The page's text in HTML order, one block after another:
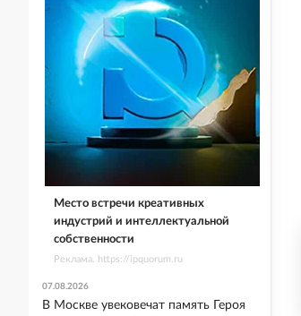
Место встречи креативных
индустрий и интеллектуальной
собственности
Реклама. https://ipquorum.ru
07.08.2026
В Москве увековечат память Героя